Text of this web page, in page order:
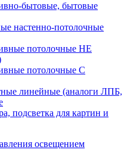
бытовые, бытовые
настенно-потолочные
потолочные НЕ
потолочные С
линейные (аналоги ЛПБ,
подсветка для картин и
освещением